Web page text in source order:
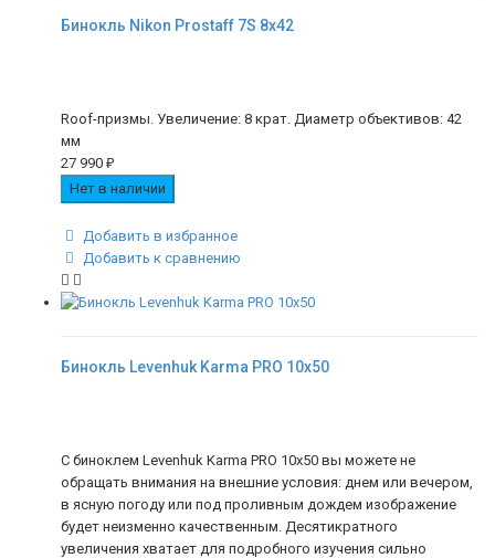
Бинокль Nikon Prostaff 7S 8x42
Roof-призмы. Увеличение: 8 крат. Диаметр объективов: 42
мм
27 990 ₽
Нет в наличии
Добавить в избранное
Добавить к сравнению
Бинокль Levenhuk Karma PRO 10x50
С биноклем Levenhuk Karma PRO 10x50 вы можете не
обращать внимания на внешние условия: днем или вечером,
в ясную погоду или под проливным дождем изображение
будет неизменно качественным. Десятикратного
увеличения хватает для подробного изучения сильно